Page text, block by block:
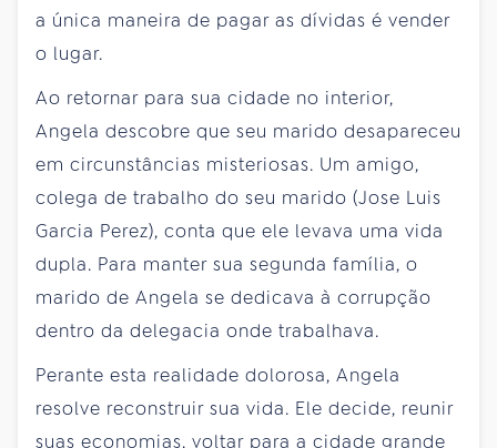
a única maneira de pagar as dívidas é vender
o lugar.
Ao retornar para sua cidade no interior,
Angela descobre que seu marido desapareceu
em circunstâncias misteriosas. Um amigo,
colega de trabalho do seu marido (Jose Luis
Garcia Perez), conta que ele levava uma vida
dupla. Para manter sua segunda família, o
marido de Angela se dedicava à corrupção
dentro da delegacia onde trabalhava.
Perante esta realidade dolorosa, Angela
resolve reconstruir sua vida. Ele decide, reunir
suas economias, voltar para a cidade grande